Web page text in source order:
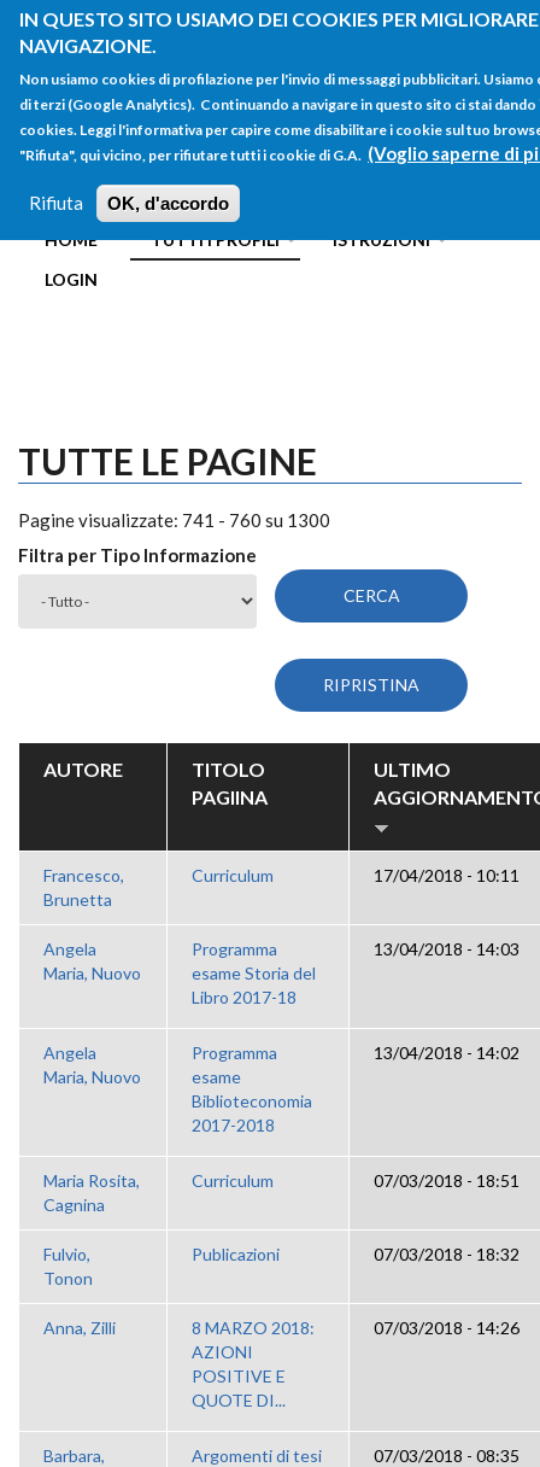
IN QUESTO SITO USIAMO DEI COOKIES PER
NAVIGAZIONE.
Non usiamo cookies di profilazione per l'invio di messaggi pubblicitari.
di terzi (Google Analytics). Continuando a navigare in questo sito ci stai
cookies. Leggi l'informativa per capire come disabilitare i cookie sul tuo
"Rifiuta", qui vicino, per rifiutare tutti i cookie di G.A. (Voglio saperne di
Rifiuta OK, d'accordo
Salta al contenuto principale
FORM
DI
RICERCA
Main menu
HOME TUTTI I PROFILI
ISTRUZIONI
LOGIN
TUTTE LE PAGINE
Pagine visualizzate: 741 - 760 su 1300
Filtra per Tipo Informazione
AUTORE
TITOLO
PAGIINA
ULTIMO
Francesco,
Brunetta
Curriculum 17/04/2018 - 10:11
Angela
Maria, Nuovo
Programma
esame Storia del
Libro 2017-18
13/04/2018 - 14:03
Angela
Maria, Nuovo
Programma
esame
Biblioteconomia
2017-2018
13/04/2018 - 14:02
Maria Rosita,
Cagnina
Curriculum 07/03/2018 - 18:51
Fulvio,
Tonon
Publicazioni 07/03/2018 - 18:32
Anna, Zilli
8 MARZO 2018:
AZIONI
POSITIVE E
QUOTE DI...
07/03/2018 - 14:26
Barbara,
Argomenti di tesi 07/03/2018 - 08:35